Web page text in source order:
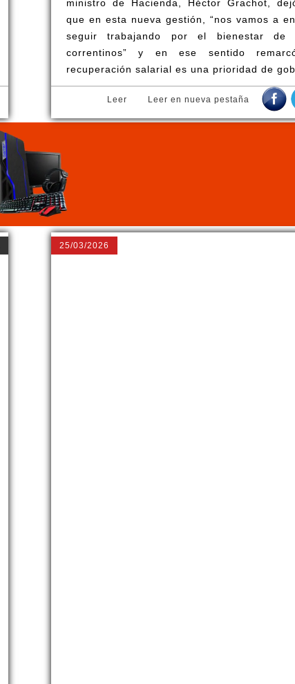
ministro de Hacienda, Héctor Grachot,
que en esta nueva gestión, “nos vamos a
seguir trabajando por el bienestar de
correntinos” y en ese sentido
recuperación salarial es una prioridad de
Leer Leer en nueva pestaña
25/03/2026